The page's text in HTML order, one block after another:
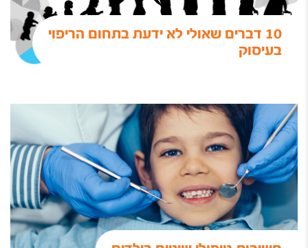
10 דברים שאולי לא ידעת בתחום הריפוי
בעיסוק